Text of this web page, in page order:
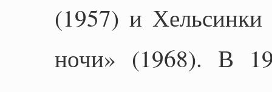
(1957) и Хельсинки
ночи» (1968). В